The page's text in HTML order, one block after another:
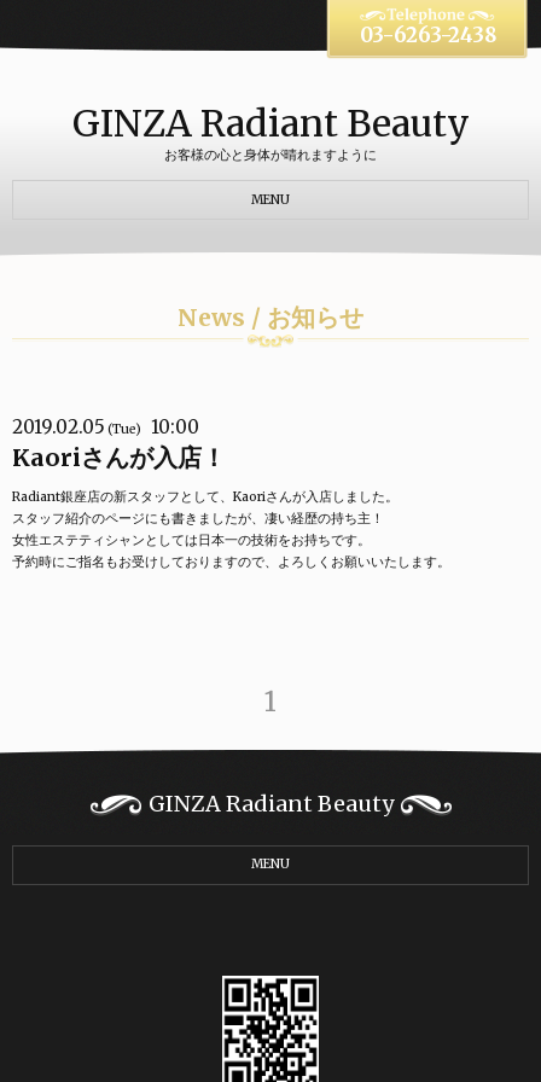
GINZA Radiant Beauty
お客様の心と身体が晴れますように
03-6263-2438
MENU
News / お知らせ
2019.02.05 (Tue) 10:00
Kaoriさんが入店！
Radiant銀座店の新スタッフとして、Kaoriさんが入店しました。
スタッフ紹介のページにも書きましたが、凄い経歴の持ち主！
女性エステティシャンとしては日本一の技術をお持ちです。
予約時にご指名もお受けしておりますので、よろしくお願いいたします。
1
GINZA Radiant Beauty
MENU